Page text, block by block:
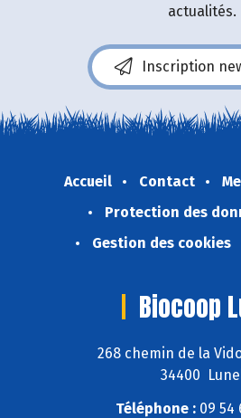
actualités.
Inscription
Accueil Contact
Protection des
Gestion des cookies
Biocoop
268 chemin de la
34400
Téléphone :09 54